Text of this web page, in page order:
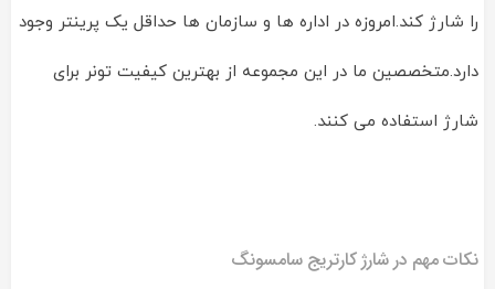
را شارژ کند.امروزه در اداره ها و سازمان ها حداقل یک پرینتر وجود
دارد.متخصصین ما در این مجموعه از بهترین کیفیت تونر برای
شارژ استفاده می کنند.
نکات مهم در شارژ کارتریج سامسونگ